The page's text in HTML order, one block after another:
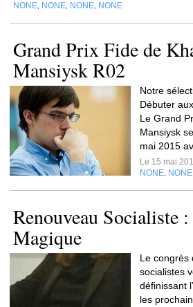
NONE NONE NONE NONE
Grand Prix Fide de
Mansiysk R02
Notre
Débuter
Le Grand
Mansiysk
mai 2015
Le 15 mai
NONE NONE
Renouveau Socialiste
Magique
Le congrès
socialistes
définissant
les